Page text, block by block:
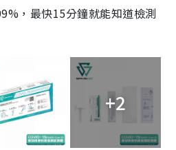
，最快15分鐘就能知道檢測
+2